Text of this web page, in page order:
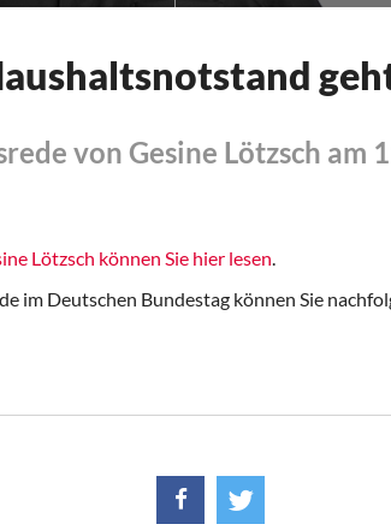
von Gesine Lötzsch am
Lötzsch können Sie hier lesen.
im Deutschen Bundestag können Sie